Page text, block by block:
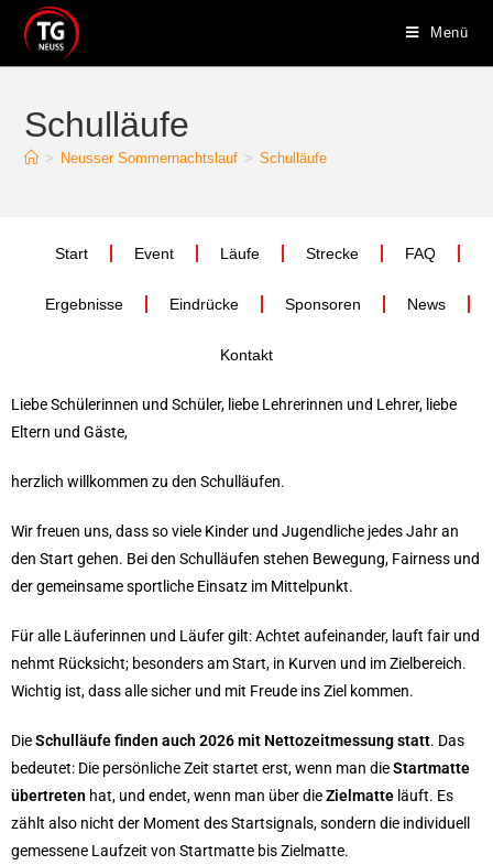
Menü
Schulläufe
> Neusser Sommernachtslauf > Schulläufe
Start Event Läufe Strecke FAQ
Ergebnisse Eindrücke Sponsoren News
Kontakt
Liebe Schülerinnen und Schüler, liebe Lehrerinnen und Lehrer, liebe
Eltern und Gäste,
herzlich willkommen zu den Schulläufen.
Wir freuen uns, dass so viele Kinder und Jugendliche jedes Jahr an
den Start gehen. Bei den Schulläufen stehen Bewegung, Fairness und
der gemeinsame sportliche Einsatz im Mittelpunkt.
Für alle Läuferinnen und Läufer gilt: Achtet aufeinander, lauft fair und
nehmt Rücksicht; besonders am Start, in Kurven und im Zielbereich.
Wichtig ist, dass alle sicher und mit Freude ins Ziel kommen.
DieSchulläufe finden auch 2026 mit Nettozeitmessung statt. Das
bedeutet: Die persönliche Zeit startet erst, wenn man dieStartmatte
übertreten hat, und endet, wenn man über dieZielmatte läuft. Es
zählt also nicht der Moment des Startsignals, sondern die individuell
gemessene Laufzeit von Startmatte bis Zielmatte.